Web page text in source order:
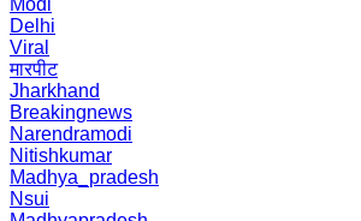
Modi
Delhi
Viral
मारपीट
Jharkhand
Breakingnews
Narendramodi
Nitishkumar
Madhya_pradesh
Nsui